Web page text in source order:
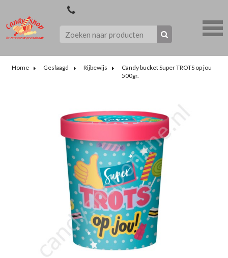
Home Geslaagd Rijbewijs
Candy bucket Super TROTS op jou
500gr.